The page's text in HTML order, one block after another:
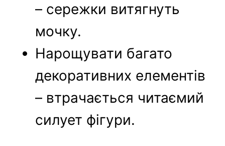
– сережки витягнуть
мочку.
Нарощувати багато
декоративних елементів
– втрачається читаємий
силует фігури.